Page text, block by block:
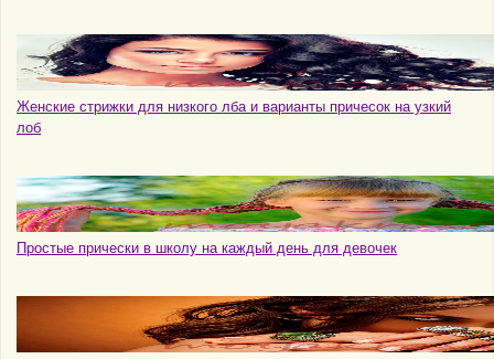
Женские стрижки для низкого лба и варианты причесок на узкий
лоб
Простые прически в школу на каждый день для девочек